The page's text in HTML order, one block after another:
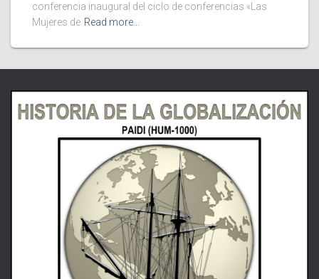
conferencia inaugural del ciclo de conferencias «Las
Mujeres de Read more…